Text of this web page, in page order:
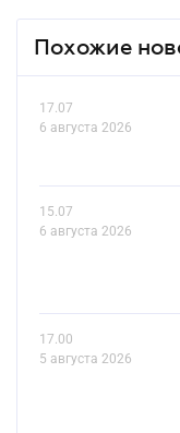
Похожие
17.07
6 августа 2026
15.07
6 августа 2026
17.00
5 августа 2026